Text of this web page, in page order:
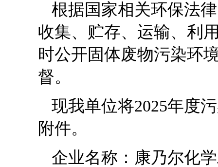
根据国家相关环保法
收集、贮存、运输、利
时公开固体废物污染环
督。
现我单位将2025年度
附件。
企业名称：康乃尔化